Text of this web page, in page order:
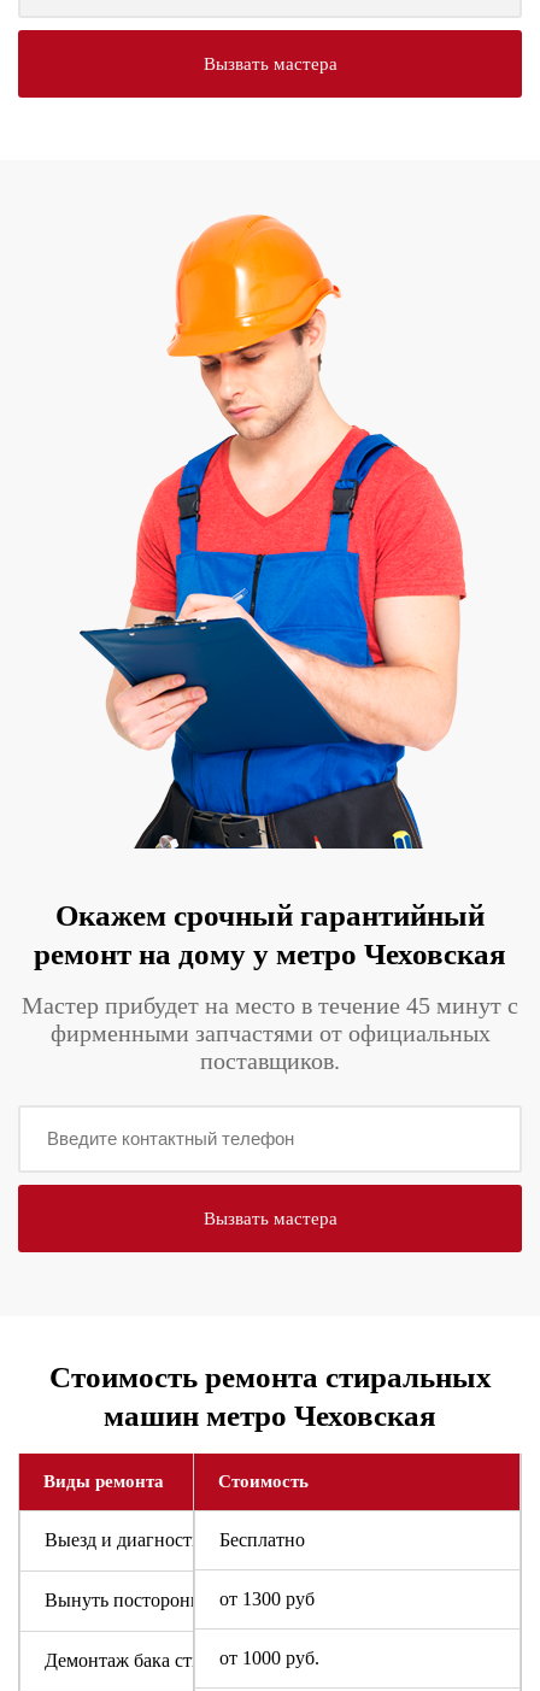
Окажем срочный гарантийный
ремонт на дому у метро Чеховская
Мастер прибудет на место в течение 45 минут с
фирменными запчастями от официальных
поставщиков.
Стоимость ремонта стиральных
машин метро Чеховская
Стоимость
Бесплатно
от 1300 руб
от 1000 руб.
Виды ремонта
Выезд и диагностика
Вынуть посторонний предмет
Демонтаж бака стиральной машины